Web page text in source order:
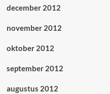
december 2012
november 2012
oktober 2012
september 2012
augustus 2012